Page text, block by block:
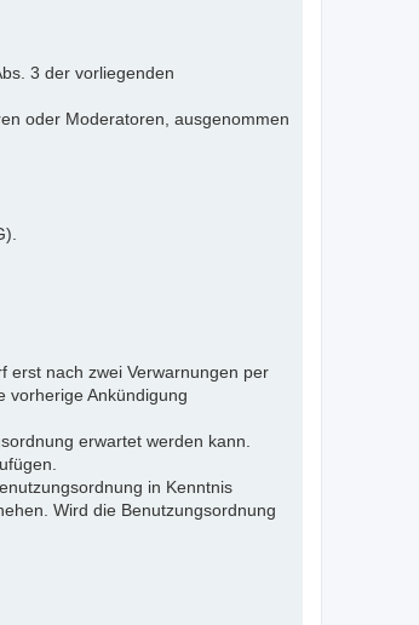
3 der vorliegenden
oder Moderatoren, ausgenommen
erst nach zwei Verwarnungen per
vorherige Ankündigung
erwartet werden kann.
in Kenntnis
Wird die Benutzungsordnung